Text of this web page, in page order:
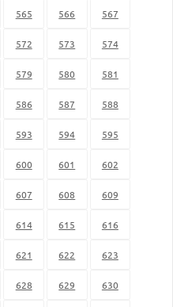
565 566 567
572 573 574
579 580 581
586 587 588
593 594 595
600 601 602
607 608 609
614 615 616
621 622 623
628 629 630